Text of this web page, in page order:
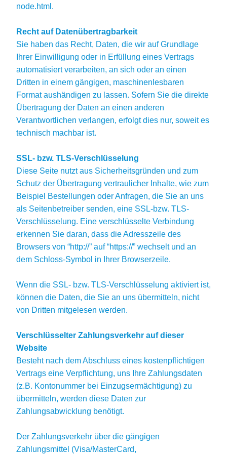
node.html.
Recht auf Datenübertragbarkeit
Sie haben das Recht, Daten, die wir auf Grundlage
Ihrer Einwilligung oder in Erfüllung eines Vertrags
automatisiert verarbeiten, an sich oder an einen
Dritten in einem gängigen, maschinenlesbaren
Format aushändigen zu lassen. Sofern Sie die direkte
Übertragung der Daten an einen anderen
Verantwortlichen verlangen, erfolgt dies nur, soweit es
technisch machbar ist.
SSL- bzw. TLS-Verschlüsselung
Diese Seite nutzt aus Sicherheitsgründen und zum
Schutz der Übertragung vertraulicher Inhalte, wie zum
Beispiel Bestellungen oder Anfragen, die Sie an uns
als Seitenbetreiber senden, eine SSL-bzw. TLS-
Verschlüsselung. Eine verschlüsselte Verbindung
erkennen Sie daran, dass die Adresszeile des
Browsers von “http://” auf “https://” wechselt und an
dem Schloss-Symbol in Ihrer Browserzeile.
Wenn die SSL- bzw. TLS-Verschlüsselung aktiviert ist,
können die Daten, die Sie an uns übermitteln, nicht
von Dritten mitgelesen werden.
Verschlüsselter Zahlungsverkehr auf dieser
Website
Besteht nach dem Abschluss eines kostenpflichtigen
Vertrags eine Verpflichtung, uns Ihre Zahlungsdaten
(z.B. Kontonummer bei Einzugsermächtigung) zu
übermitteln, werden diese Daten zur
Zahlungsabwicklung benötigt.
Der Zahlungsverkehr über die gängigen
Zahlungsmittel (Visa/MasterCard,